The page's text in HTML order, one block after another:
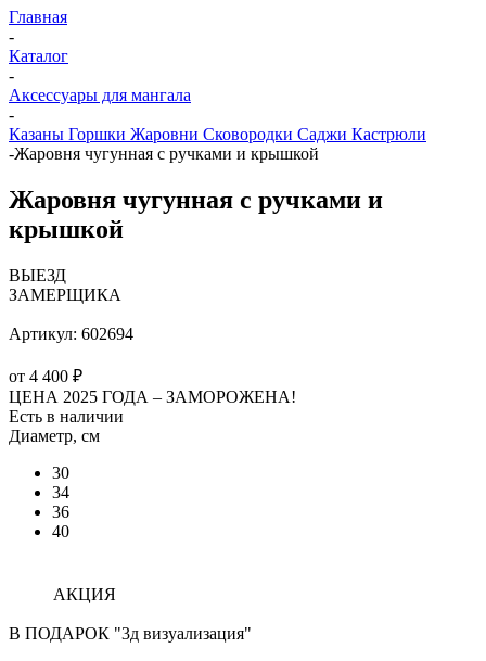
Главная
-
Каталог
-
Аксессуары для мангала
-
Казаны Горшки Жаровни Сковородки Саджи Кастрюли
-Жаровня чугунная с ручками и крышкой
Жаровня чугунная с ручками и
крышкой
ВЫЕЗД
ЗАМЕРЩИКА
Артикул: 602694
от 4 400 ₽
ЦЕНА 2025 ГОДА – ЗАМОРОЖЕНА!
Есть в наличии
Диаметр, см
30
34
36
40
АКЦИЯ
В ПОДАРОК "3д визуализация"